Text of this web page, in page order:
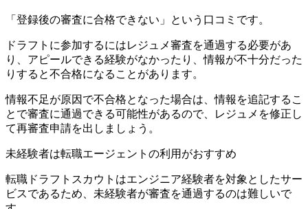
「登録後の審査に合格できない」という口コミです。
ドラフトに参加するにはレジュメ審査を通過する必要があ
り、 アピールできる経験がなかったり、情報が不十分だった
りすると不合格になることがあります。
情報不足が原因で不合格となった場合は、情報を追記するこ
とで審査に通過できる可能性があるので、レジュメを修正し
て再審査申請を出しましょう。
未経験者は転職エージェントの利用がおすすめ
転職ドラフトスカウトはエンジニア経験者を対象としたサー
ビスであるため、未経験者が審査を通過するのは難しいで